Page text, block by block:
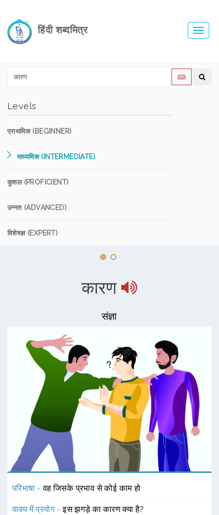
हिंदी शब्दमित्र
Levels
प्राथमिक (BEGINNER)
माध्यमिक (INTERMEDIATE)
कुशल (PROFICIENT)
उन्नत (ADVANCED)
विशेषज्ञ (EXPERT)
कारण
संज्ञा
परिभाषा -वह जिसके प्रभाव से कोई काम हो
वाक्य में प्रयोग -इस झगड़े का कारण क्या है?